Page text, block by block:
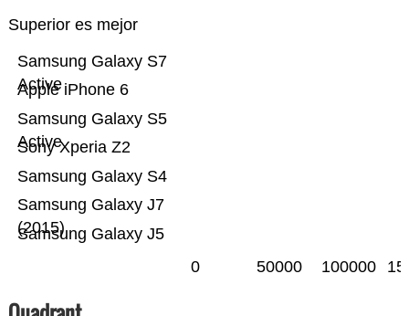
Superior es mejor
Samsung Galaxy J5
Samsung Galaxy J7
(2015)
Samsung Galaxy S4
Sony Xperia Z2
Samsung Galaxy S5
Active
Apple iPhone 6
Samsung Galaxy S7
Active
0 50000 100000